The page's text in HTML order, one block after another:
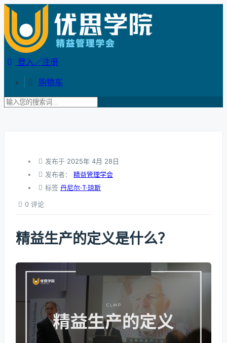
登入／注册
购物车
发布于 2025年 4月 28日
发布者：精益管理学会
标签丹尼尔·T·琼斯
0 评论
精益生产的定义是什么？